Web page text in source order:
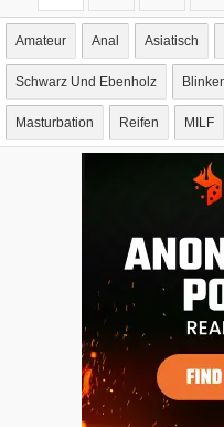
Amateur Anal Asiatisch
Schwarz Und Ebenholz
Masturbation Reifen MILF